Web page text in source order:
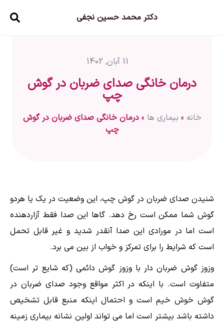
دکتر محمد حسین نجفی
11 آبان, 1402
درمان خانگی صدای ضربان در گوش
چپ
خانه » بیماری ها »درمان خانگی صدای ضربان در گوش
چپ
شنیدن صدای ضربان در گوش چپ، این وضعیت در یک یا هردو
گوش شما ممکن است رخ دهد. گاها این صدا فقط آزاردهنده
است اما در مورادی این صدا آنقدر شدید و غیر قابل تحمل
است که شرایط را برای تمرکز و خواب از بین می برد.
وزوز گوش ضربان دار با وزوز گوش دائمی (که شایع تر است)
متفاوت است. با اینکه در اکثر مواقع وجود صدای ضربان در
گوش خوش خیم است و احتمال اینکه منبع قابل تشخیص
داشته باشد بیشتر است اما می تواند اولین نشانه بیماری زمینه